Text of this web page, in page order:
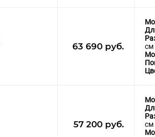
63 690 руб.
см
57 200 руб.
см